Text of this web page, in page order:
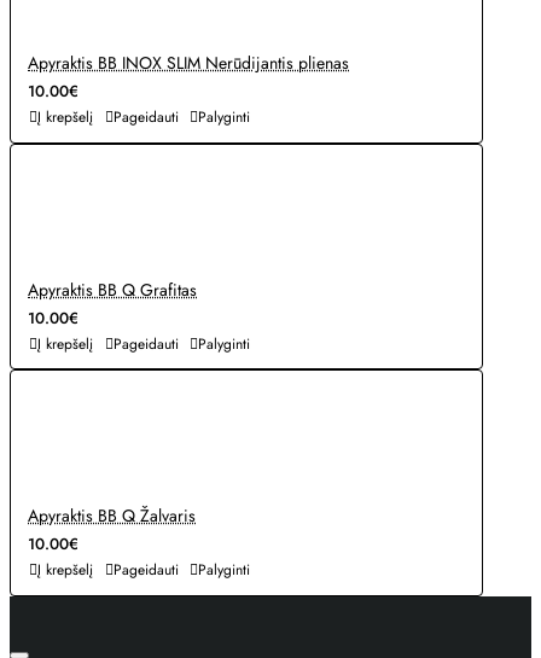
Apyraktis BB INOX SLIM Nerūdijantis plienas
10.00€
Į krepšelį Pageidauti Palyginti
Apyraktis BB Q Grafitas
10.00€
Į krepšelį Pageidauti Palyginti
Apyraktis BB Q Žalvaris
10.00€
Į krepšelį Pageidauti Palyginti